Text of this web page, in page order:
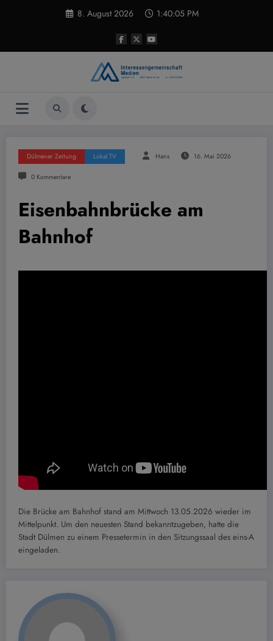
8. August 2026 1:40:06 PM
Dülmener Zeitung Lokal TV Hans 16. Mai 2026
0 Kommentare
Eisenbahnbrücke am
Bahnhof
Die Brücke am Bahnhof stand am Mittwoch 13.05.2026 wieder im
Mittelpunkt. Um den neuesten Stand bekanntzugeben, hatte die
Stadt Dülmen zu einem Pressetermin in den Sitzungssaal des eins-A
eingeladen.